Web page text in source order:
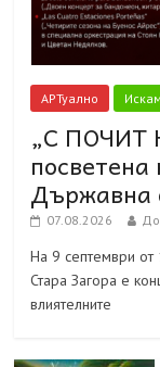
АРТуално
„С ПОЧИТ
Държавна
07.08.2026
На 9 септември
Стара Загора е
влиятелните